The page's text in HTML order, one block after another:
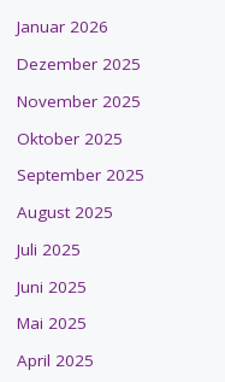
Januar 2026
Dezember 2025
November 2025
Oktober 2025
September 2025
August 2025
Juli 2025
Juni 2025
Mai 2025
April 2025